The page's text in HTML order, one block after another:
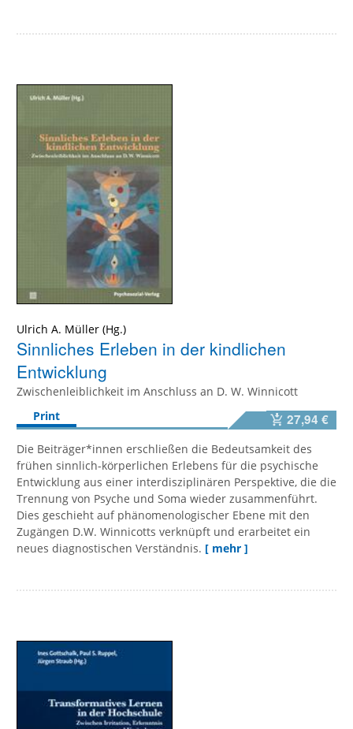
Ulrich A. Müller
Sinnliches Erleben in der kindlichen
Entwicklung
Zwischenleiblichkeit im Anschluss an D. W. Winnicott
Print
27,94 €
Die Beiträger*innen erschließen die Bedeutsamkeit des
frühen sinnlich-körperlichen Erlebens für die psychische
Entwicklung aus einer interdisziplinären Perspektive, die die
Trennung von Psyche und Soma wieder zusammenführt.
Dies geschieht auf phänomenologischer Ebene mit den
Zugängen D.W. Winnicotts verknüpft und erarbeitet ein
neues diagnostischen Verständnis. [ mehr ]